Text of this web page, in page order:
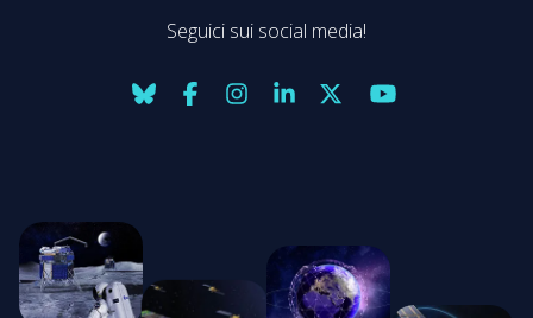
Seguici sui social media!